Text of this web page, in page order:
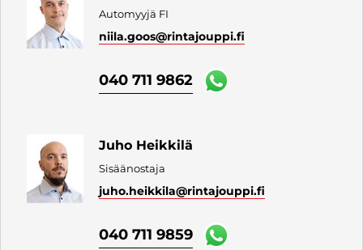
Automyyjä FI
niila.goos@rintajouppi.fi
040 711 9862
Juho Heikkilä
Sisäänostaja
juho.heikkila@rintajouppi.fi
040 711 9859